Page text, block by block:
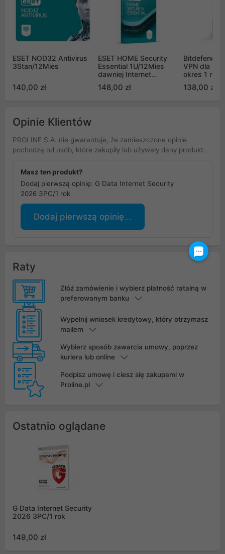
ESET NOD32 Antivirus
3Stan/12Mies
140,00 zł
ESET HOME Security
Essential 1U/12Mies
dawniej Internet
148,00 zł
Bitdefender
VPN dla 5
okres 1 roku
138,00 zł
Opinie Klientów
PROLINE S.A. nie gwarantuje, że zamieszczone opinie
pochodzą od osób, które zakupiły lub używały dany produkt.
Masz ten produkt?
Dodaj pierwszą opinię: G Data Internet Security
2026 3PC/1 rok
Dodaj pierwszą opinię...
Raty
Złóż zamówienie i wybierz płatność ratalną w
preferowanym banku
Wypełnij wniosek kredytowy, który otrzymasz
mailem
Wybierz sposób zawarcia umowy, poprzez
kuriera lub online
Podpisz umowę i ciesz się zakupami w
Proline.pl
Ostatnio oglądane
G Data Internet Security
2026 3PC/1 rok
149,00 zł